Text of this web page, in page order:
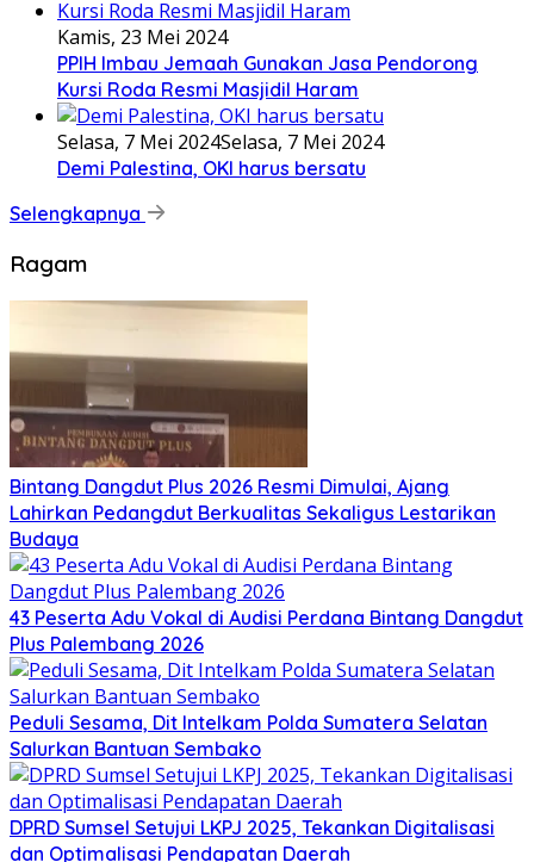
Kamis, 23 Mei 2024
PPIH Imbau Jemaah Gunakan Jasa Pendorong
Kursi Roda Resmi Masjidil Haram
Selasa, 7 Mei 2024Selasa, 7 Mei 2024
Demi Palestina, OKI harus bersatu
Selengkapnya
Ragam
Bintang Dangdut Plus 2026 Resmi Dimulai, Ajang
Lahirkan Pedangdut Berkualitas Sekaligus Lestarikan
Budaya
43 Peserta Adu Vokal di Audisi Perdana Bintang Dangdut
Plus Palembang 2026
Peduli Sesama, Dit Intelkam Polda Sumatera Selatan
Salurkan Bantuan Sembako
DPRD Sumsel Setujui LKPJ 2025, Tekankan Digitalisasi
dan Optimalisasi Pendapatan Daerah